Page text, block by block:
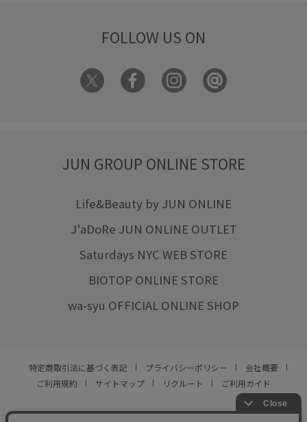
FOLLOW US ON
JUN GROUP ONLINE STORE
Life&Beauty by JUN ONLINE
J'aDoRe JUN ONLINE OUTLET
Saturdays NYC WEB STORE
BIOTOP ONLINE STORE
wa-syu OFFICIAL ONLINE SHOP
特定商取引法に基づく表記 プライバシーポリシー
会社概要
ご利用規約
サイトマップ リクルート ご利用ガイド